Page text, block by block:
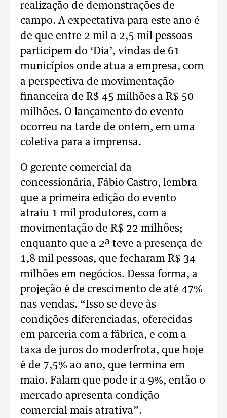
realização de demonstrações de
campo. A expectativa para este ano é
de que entre 2 mil a 2,5 mil pessoas
participem do ‘Dia’, vindas de 61
municípios onde atua a empresa, com
a perspectiva de movimentação
financeira de R$ 45 milhões a R$ 50
milhões. O lançamento do evento
ocorreu na tarde de ontem, em uma
coletiva para a imprensa.
O gerente comercial da
concessionária, Fábio Castro, lembra
que a primeira edição do evento
atraiu 1 mil produtores, com a
movimentação de R$ 22 milhões;
enquanto que a 2ª teve a presença de
1,8 mil pessoas, que fecharam R$ 34
milhões em negócios. Dessa forma, a
projeção é de crescimento de até 47%
nas vendas. “Isso se deve às
condições diferenciadas, oferecidas
em parceria com a fábrica, e com a
taxa de juros do moderfrota, que hoje
é de 7,5% ao ano, que termina em
maio. Falam que pode ir a 9%, então o
mercado apresenta condição
comercial mais atrativa”.